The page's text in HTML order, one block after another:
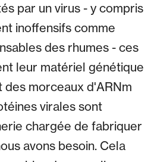
par un virus - y compris
inoffensifs comme
des rhumes - ces
leur matériel génétique
des morceaux d'ARNm
virales sont
chargée de fabriquer
avons besoin. Cela